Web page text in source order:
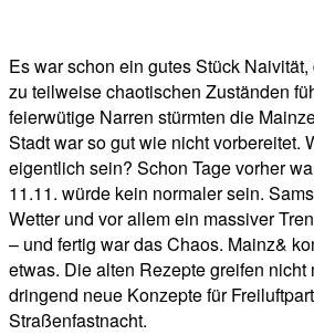
Es war schon ein gutes Stück
zu teilweise chaotischen Zuständen
feierwütige Narren stürmten die
Stadt war so gut wie nicht vorbereitet.
eigentlich sein? Schon Tage vorher
11.11. würde kein normaler sein.
Wetter und vor allem ein massiver
– und fertig war das Chaos. Mainz&
etwas. Die alten Rezepte greifen nicht
dringend neue Konzepte für
Straßenfastnacht.